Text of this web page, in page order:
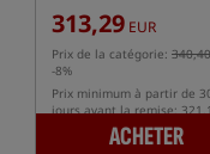
313,29 EUR
Prix de la catégorie: 340,40
-8%
Prix minimum à partir de
jours avant la remise:
ACHETER